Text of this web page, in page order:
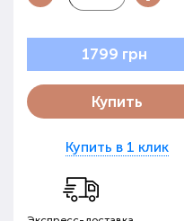
1799 грн
Купить
Купить в 1 клик